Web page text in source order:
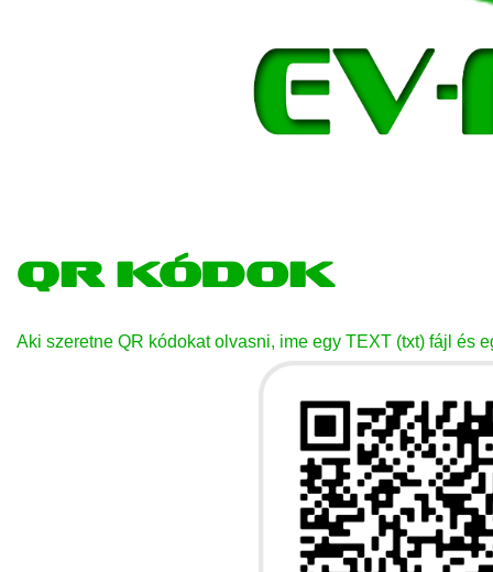
QR kódok
Aki szeretne QR kódokat olvasni, ime egy TEXT (txt) fájl és